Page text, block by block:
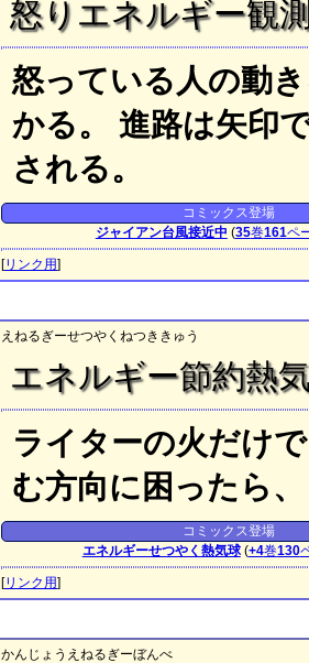
怒りエネルギー観
怒っている人の動
かる。 進路は矢印
される。
コミックス登場
ジャイアン台風接近中 (35巻161ペ
[リンク用]
えねるぎーせつやくねつききゅう
エネルギー節約熱
ライターの火だけ
む方向に困ったら
コミックス登場
エネルギーせつやく熱気球(+4巻130
[リンク用]
かんじょうえねるぎーぼんべ